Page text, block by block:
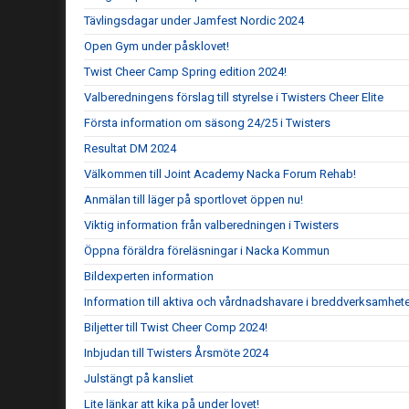
Tävlingsdagar under Jamfest Nordic 2024
Open Gym under påsklovet!
Twist Cheer Camp Spring edition 2024!
Valberedningens förslag till styrelse i Twisters Cheer Elite
Första information om säsong 24/25 i Twisters
Resultat DM 2024
Välkommen till Joint Academy Nacka Forum Rehab!
Anmälan till läger på sportlovet öppen nu!
Viktig information från valberedningen i Twisters
Öppna föräldra föreläsningar i Nacka Kommun
Bildexperten information
Information till aktiva och vårdnadshavare i
Biljetter till Twist Cheer Comp 2024!
Inbjudan till Twisters Årsmöte 2024
Julstängt på kansliet
Lite länkar att kika på under lovet!